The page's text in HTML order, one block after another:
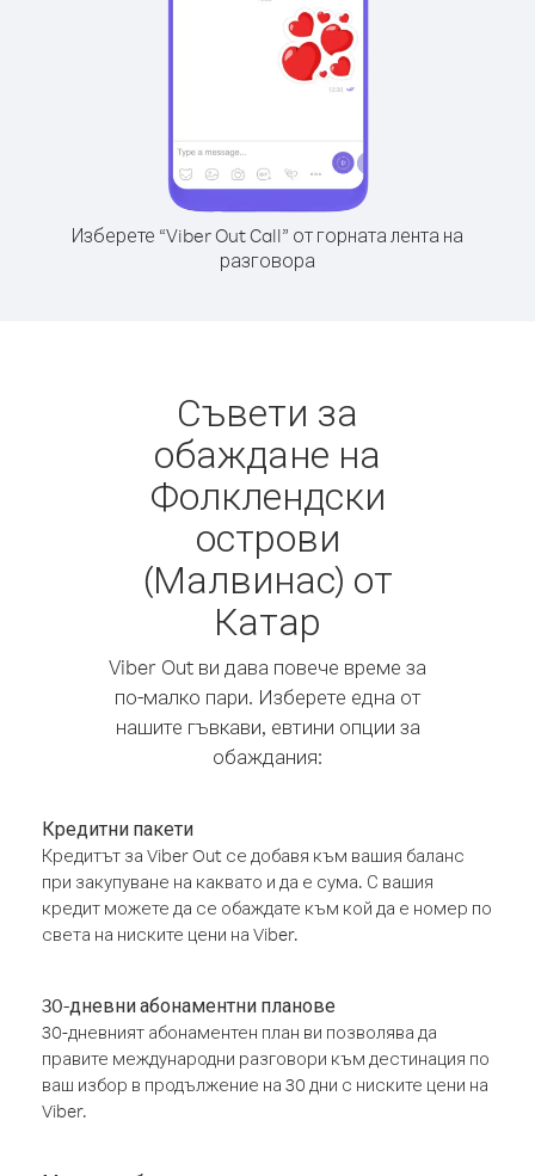
Изберете “Viber Out Call” от горната лента на
разговора
Съвети за
обаждане на
Фолклендски
острови
(Малвинас) от
Катар
Viber Out ви дава повече време за
по-малко пари. Изберете една от
нашите гъвкави, евтини опции за
обаждания:
Кредитни пакети
Кредитът за Viber Out се добавя към вашия баланс
при закупуване на каквато и да е сума. С вашия
кредит можете да се обаждате към кой да е номер по
света на ниските цени на Viber.
30-дневни абонаментни планове
30-дневният абонаментен план ви позволява да
правите международни разговори към дестинация по
ваш избор в продължение на 30 дни с ниските цени на
Viber.